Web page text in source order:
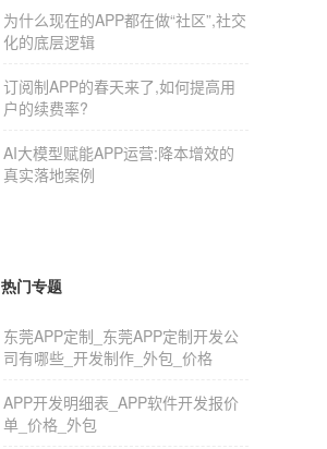
为什么现在的APP都在做“社区”,社交
化的底层逻辑
订阅制APP的春天来了,如何提高用
户的续费率?
AI大模型赋能APP运营:降本增效的
真实落地案例
热门专题
东莞APP定制_东莞APP定制开发公
司有哪些_开发制作_外包_价格
APP开发明细表_APP软件开发报价
单_价格_外包